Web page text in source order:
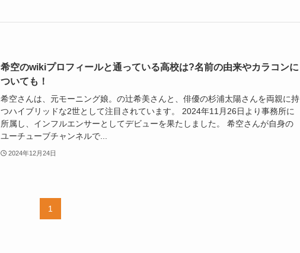
希空のwikiプロフィールと通っている高校は?名前の由来やカラコンに
ついても！
希空さんは、元モーニング娘。の辻希美さんと、俳優の杉浦太陽さんを両親に持
つハイブリッドな2世として注目されています。 2024年11月26日より事務所に
所属し、インフルエンサーとしてデビューを果たしました。 希空さんが自身の
ユーチューブチャンネルで...
2024年12月24日
1